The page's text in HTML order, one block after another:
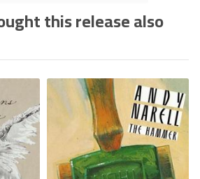
this release also